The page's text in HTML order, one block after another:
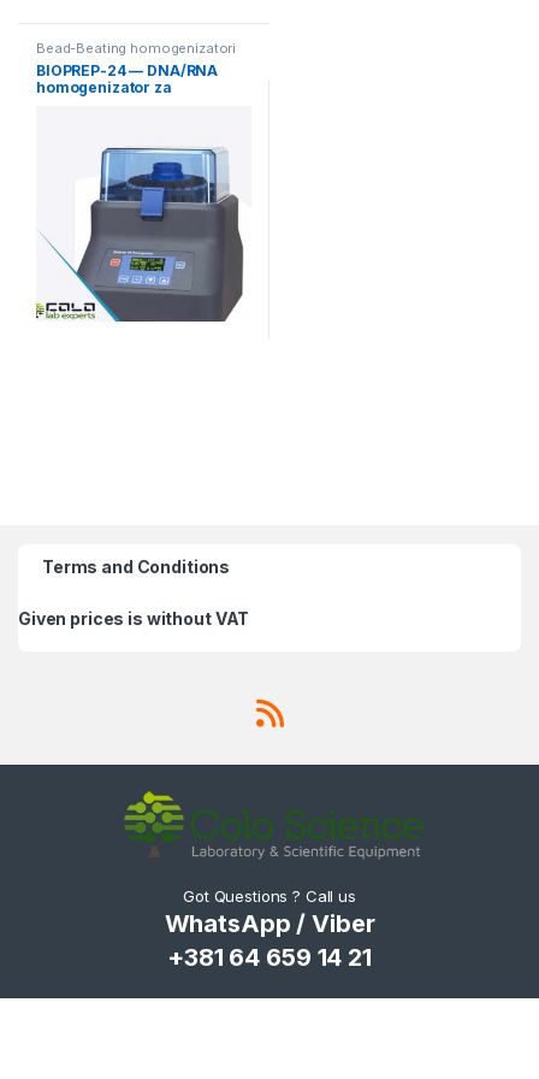
Bead-Beating homogenizatori
BIOPREP-24 — DNA/RNA
homogenizator za
Terms and Conditions
Given prices is without VAT
Got Questions ? Call us
WhatsApp / Viber
+381 64 659 14 21